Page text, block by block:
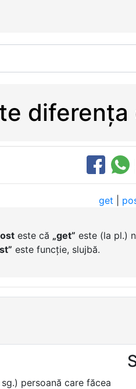
get
este că „get” este (la pl.)
este funcție, slujbă.
persoană care făcea